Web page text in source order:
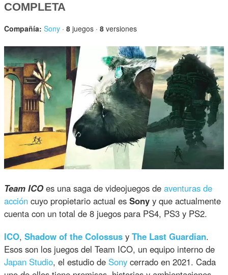
COMPLETA
Compañía: Sony ·8 juegos ·8 versiones
Team ICOes una saga de videojuegos deaventuras de
acción cuyo propietario actual esSony y que actualmente
cuenta con un total de 8 juegos para PS4, PS3 y PS2.
ICO,Shadow of the Colossus yThe Last Guardian.
Esos son los juegos del Team ICO, un equipo interno de
Japan Studio, el estudio de Sony cerrado en 2021. Cada